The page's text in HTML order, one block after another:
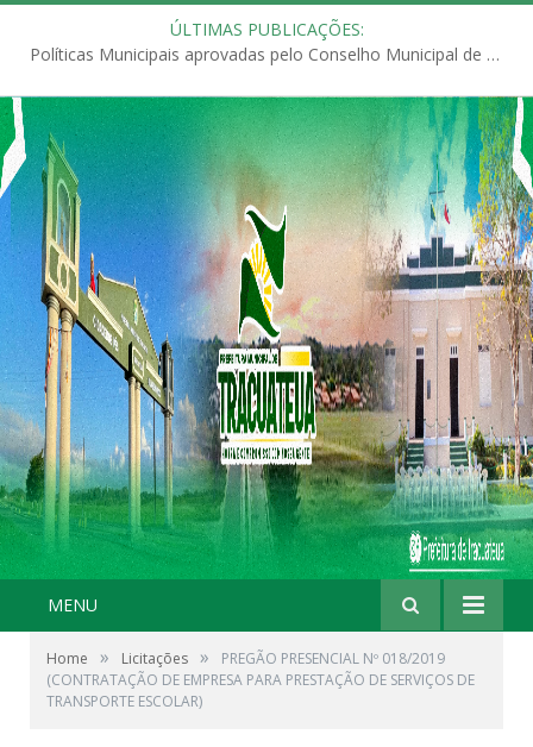
ÚLTIMAS PUBLICAÇÕES:
Políticas Municipais aprovadas pelo Conselho Municipal de Educação (CME)
MENU
Home » Licitações »
PREGÃO PRESENCIAL Nº 018/2019
(CONTRATAÇÃO DE EMPRESA PARA PRESTAÇÃO DE SERVIÇOS DE
TRANSPORTE ESCOLAR)